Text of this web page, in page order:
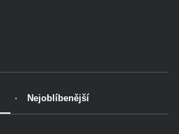
Nejoblíbenější